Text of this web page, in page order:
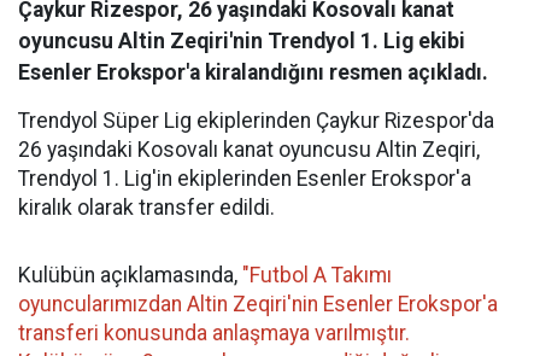
Çaykur Rizespor, 26 yaşındaki Kosovalı kanat
oyuncusu Altin Zeqiri'nin Trendyol 1. Lig ekibi
Esenler Erokspor'a kiralandığını resmen açıkladı.
Trendyol Süper Lig ekiplerinden Çaykur Rizespor'da
26 yaşındaki Kosovalı kanat oyuncusu Altin Zeqiri,
Trendyol 1. Lig'in ekiplerinden Esenler Erokspor'a
kiralık olarak transfer edildi.
Kulübün açıklamasında, "Futbol A Takımı
oyuncularımızdan Altin Zeqiri'nin Esenler Erokspor'a
transferi konusunda anlaşmaya varılmıştır.